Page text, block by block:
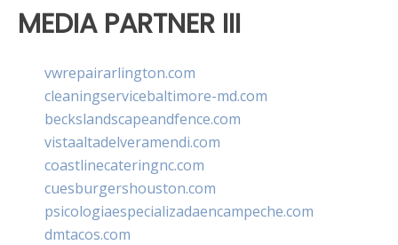
MEDIA PARTNER III
vwrepairarlington.com
cleaningservicebaltimore-md.com
beckslandscapeandfence.com
vistaaltadelveramendi.com
coastlinecateringnc.com
cuesburgershouston.com
psicologiaespecializadaencampeche.com
dmtacos.com